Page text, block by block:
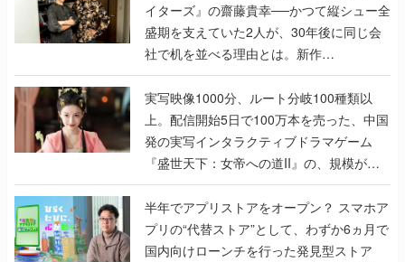
イターズ』の齋藤貴幸──かつて縦シュー全
盛期を支えていた2人が、30年後に同じ会
社で机を並べる理由とは。新作
『TATSUJIN EXTREME』で初タッグを組
んだレジェンド2人に訊く開発秘話
実写映像1000分、ルート分岐100種類以
上。配信開始5日で100万本を売った、中国
発の実写インタラクティブドラマゲーム
『盛世天下：女帝への道II』の、規模が違
うこだわりをプロデューサーに聞いた
半年でアプリストアをオープン？ スマホア
プリの“代替ストア”として、わずか6ヵ月で
国内向けローンチを行った発見型ストア